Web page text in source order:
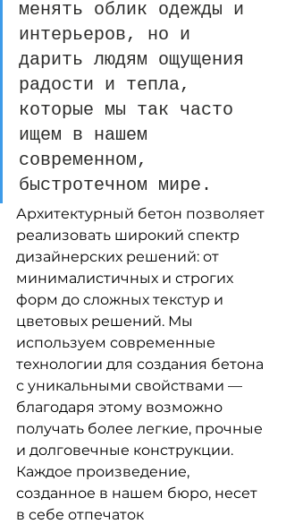
менять облик одежды и
интерьеров, но и
дарить людям ощущения
радости и тепла,
которые мы так часто
ищем в нашем
современном,
быстротечном мире.
Архитектурный бетон позволяет
реализовать широкий спектр
дизайнерских решений: от
минималистичных и строгих
форм до сложных текстур и
цветовых решений. Мы
используем современные
технологии для создания бетона
с уникальными свойствами —
благодаря этому возможно
получать более легкие, прочные
и долговечные конструкции.
Каждое произведение,
созданное в нашем бюро, несет
в себе отпечаток